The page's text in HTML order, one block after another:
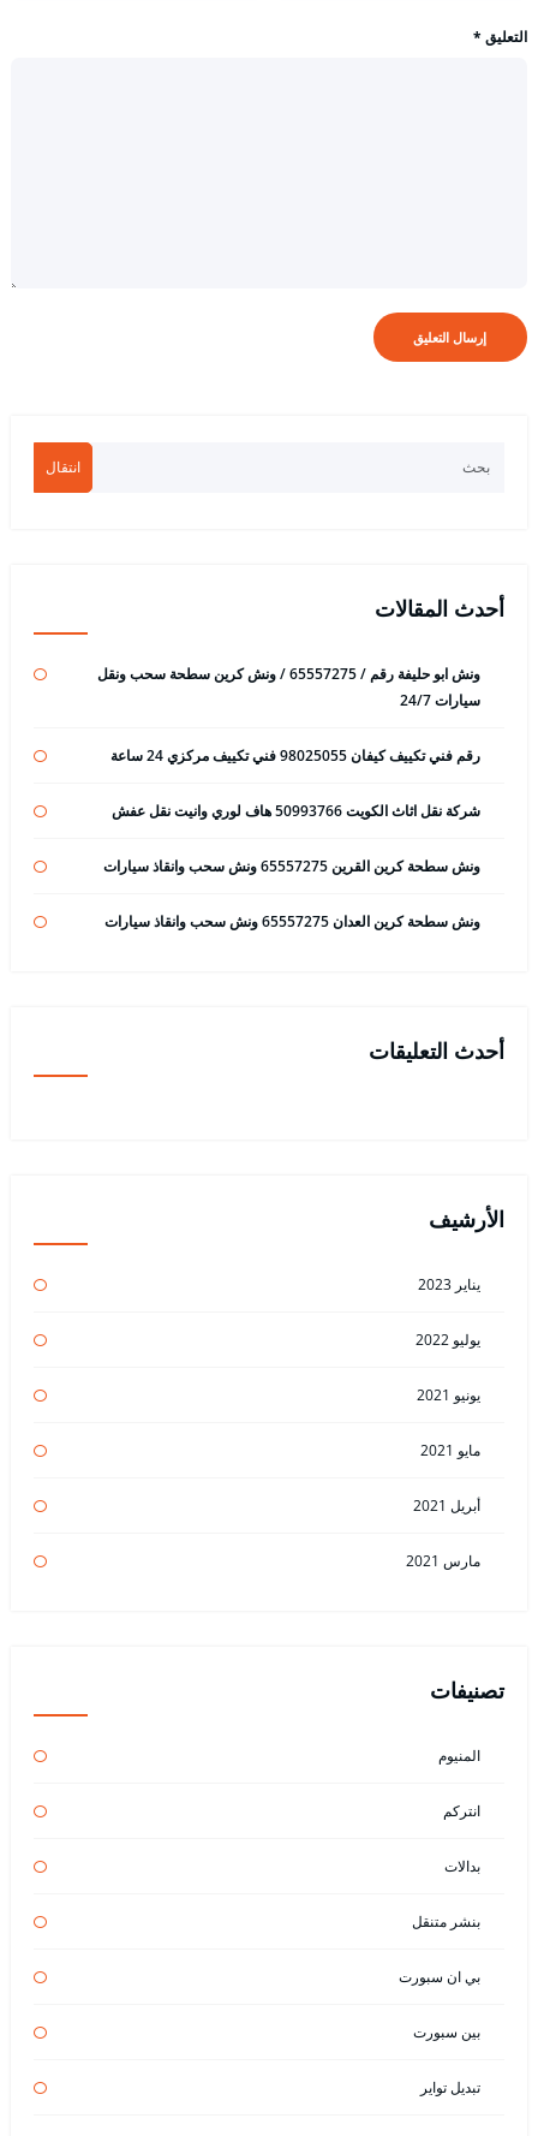
التعليق *
انتقال
أحدث المقالات
ونش ابو حليفة رقم / 65557275 / ونش كرين سطحة سحب ونقل
سيارات 24/7
رقم فني تكييف كيفان 98025055 فني تكييف مركزي 24 ساعة
شركة نقل اثاث الكويت 50993766 هاف لوري وانيت نقل عفش
ونش سطحة كرين القرين 65557275 ونش سحب وانقاذ سيارات
ونش سطحة كرين العدان 65557275 ونش سحب وانقاذ سيارات
أحدث التعليقات
الأرشيف
يناير 2023
يوليو 2022
يونيو 2021
مايو 2021
أبريل 2021
مارس 2021
تصنيفات
المنيوم
انتركم
بدالات
بنشر متنقل
بي ان سبورت
بين سبورت
تبديل تواير